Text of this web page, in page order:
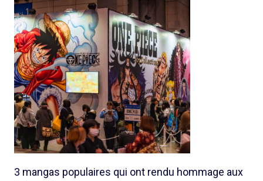
3 mangas populaires qui ont rendu hommage aux